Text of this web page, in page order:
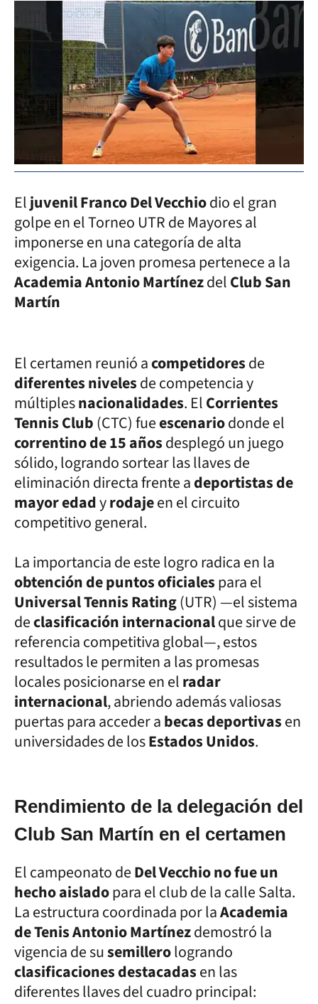
Eljuvenil Franco Del Vecchiodio el gran
golpe en el Torneo UTR de Mayores al
imponerse en una categoría de alta
exigencia. La joven promesa pertenece a la
Academia Antonio MartínezdelClub San
Martín
El certamen reunió acompetidoresde
diferentes nivelesde competencia y
múltiplesnacionalidades. ElCorrientes
Tennis Club(CTC) fueescenariodonde el
correntino de 15 añosdesplegó un juego
sólido, logrando sortear las llaves de
eliminación directa frente adeportistas de
mayor edadyrodajeen el circuito
competitivo general.
La importancia de este logro radica en la
obtención de puntos oficialespara el
Universal Tennis Rating(UTR) —el sistema
declasificación internacionalque sirve de
referencia competitiva global—, estos
resultados le permiten a las promesas
locales posicionarse en elradar
internacional, abriendo además valiosas
puertas para acceder abecas deportivasen
universidades de losEstados Unidos.
Rendimiento de la delegación del
Club San Martín en el certamen
El campeonato deDel Vecchio no fue un
hecho aisladopara el club de la calle Salta.
La estructura coordinada por laAcademia
de Tenis Antonio Martínezdemostró la
vigencia de susemillerologrando
clasificaciones destacadasen las
diferentes llaves del cuadro principal: